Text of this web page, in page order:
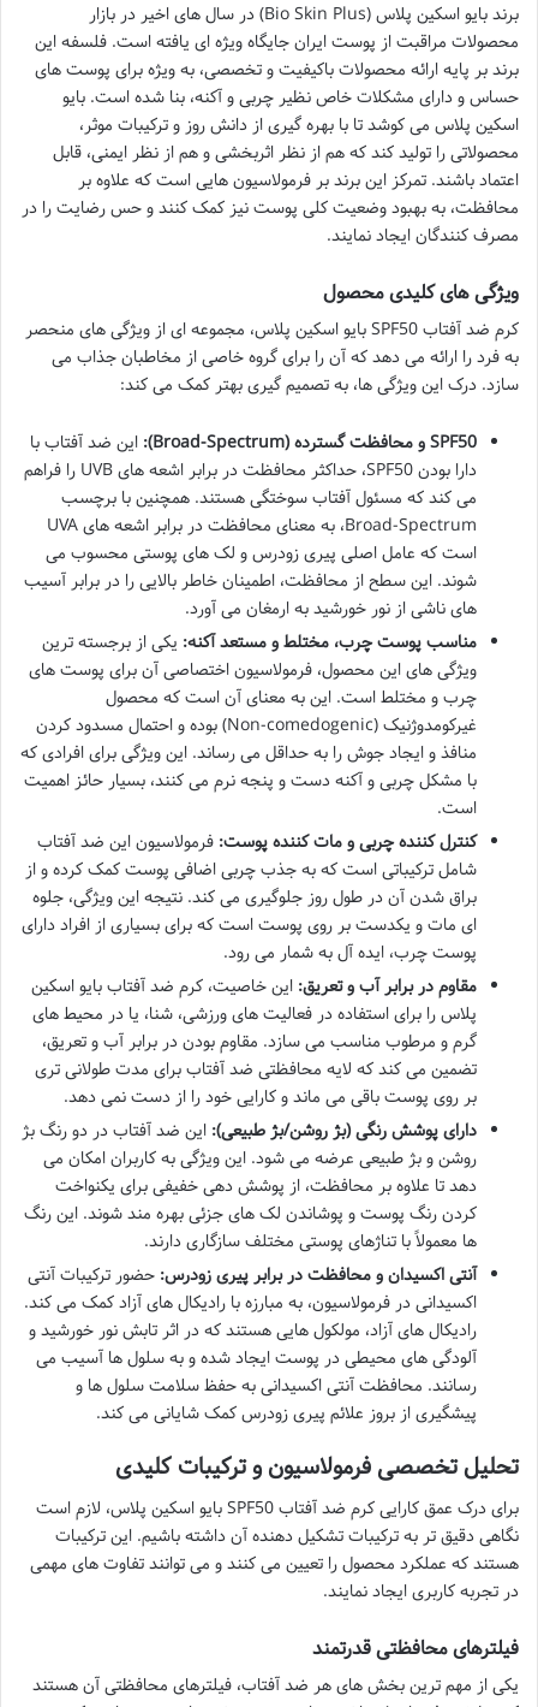
برند بایو اسکین پلاس (Bio Skin Plus) در سال های اخیر در بازار
محصولات مراقبت از پوست ایران جایگاه ویژه ای یافته است. فلسفه این
برند بر پایه ارائه محصولات باکیفیت و تخصصی، به ویژه برای پوست های
حساس و دارای مشکلات خاص نظیر چربی و آکنه، بنا شده است. بایو
اسکین پلاس می کوشد تا با بهره گیری از دانش روز و ترکیبات موثر،
محصولاتی را تولید کند که هم از نظر اثربخشی و هم از نظر ایمنی، قابل
اعتماد باشند. تمرکز این برند بر فرمولاسیون هایی است که علاوه بر
محافظت، به بهبود وضعیت کلی پوست نیز کمک کنند و حس رضایت را در
مصرف کنندگان ایجاد نمایند.
ویژگی های کلیدی محصول
کرم ضد آفتاب SPF50 بایو اسکین پلاس، مجموعه ای از ویژگی های منحصر
به فرد را ارائه می دهد که آن را برای گروه خاصی از مخاطبان جذاب می
سازد. درک این ویژگی ها، به تصمیم گیری بهتر کمک می کند:
SPF50 و محافظت گسترده (Broad-Spectrum):
این ضد آفتاب با
دارا بودن SPF50، حداکثر محافظت در برابر اشعه های UVB را فراهم
می کند که مسئول آفتاب سوختگی هستند. همچنین با برچسب
Broad-Spectrum، به معنای محافظت در برابر اشعه های UVA
است که عامل اصلی پیری زودرس و لک های پوستی محسوب می
شوند. این سطح از محافظت، اطمینان خاطر بالایی را در برابر آسیب
های ناشی از نور خورشید به ارمغان می آورد.
مناسب پوست چرب، مختلط و مستعد آکنه: یکی از برجسته ترین
ویژگی های این محصول، فرمولاسیون اختصاصی آن برای پوست های
چرب و مختلط است. این به معنای آن است که محصول
غیرکومدوژنیک (Non-comedogenic) بوده و احتمال مسدود کردن
منافذ و ایجاد جوش را به حداقل می رساند. این ویژگی برای افرادی که
با مشکل چربی و آکنه دست و پنجه نرم می کنند، بسیار حائز اهمیت
است.
کنترل کننده چربی و مات کننده پوست: فرمولاسیون این ضد آفتاب
شامل ترکیباتی است که به جذب چربی اضافی پوست کمک کرده و از
براق شدن آن در طول روز جلوگیری می کند. نتیجه این ویژگی، جلوه
ای مات و یکدست بر روی پوست است که برای بسیاری از افراد دارای
پوست چرب، ایده آل به شمار می رود.
مقاوم در برابر آب و تعریق: این خاصیت، کرم ضد آفتاب بایو اسکین
پلاس را برای استفاده در فعالیت های ورزشی، شنا، یا در محیط های
گرم و مرطوب مناسب می سازد. مقاوم بودن در برابر آب و تعریق،
تضمین می کند که لایه محافظتی ضد آفتاب برای مدت طولانی تری
بر روی پوست باقی می ماند و کارایی خود را از دست نمی دهد.
دارای پوشش رنگی (بژ روشن/بژ طبیعی): این ضد آفتاب در دو رنگ بژ
روشن و بژ طبیعی عرضه می شود. این ویژگی به کاربران امکان می
دهد تا علاوه بر محافظت، از پوشش دهی خفیفی برای یکنواخت
کردن رنگ پوست و پوشاندن لک های جزئی بهره مند شوند. این رنگ
ها معمولاً با تناژهای پوستی مختلف سازگاری دارند.
آنتی اکسیدان و محافظت در برابر پیری زودرس: حضور ترکیبات آنتی
اکسیدانی در فرمولاسیون، به مبارزه با رادیکال های آزاد کمک می کند.
رادیکال های آزاد، مولکول هایی هستند که در اثر تابش نور خورشید و
آلودگی های محیطی در پوست ایجاد شده و به سلول ها آسیب می
رسانند. محافظت آنتی اکسیدانی به حفظ سلامت سلول ها و
پیشگیری از بروز علائم پیری زودرس کمک شایانی می کند.
تحلیل تخصصی فرمولاسیون و ترکیبات کلیدی
برای درک عمق کارایی کرم ضد آفتاب SPF50 بایو اسکین پلاس، لازم است
نگاهی دقیق تر به ترکیبات تشکیل دهنده آن داشته باشیم. این ترکیبات
هستند که عملکرد محصول را تعیین می کنند و می توانند تفاوت های مهمی
در تجربه کاربری ایجاد نمایند.
فیلترهای محافظتی قدرتمند
یکی از مهم ترین بخش های هر ضد آفتاب، فیلترهای محافظتی آن هستند